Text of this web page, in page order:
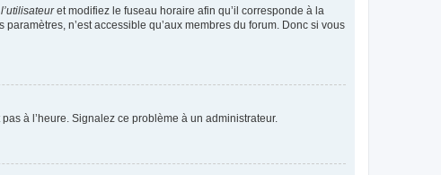
et modifiez le fuseau horaire afin qu’il corresponde à la
n’est accessible qu’aux membres du forum. Donc si vous
à l’heure. Signalez ce problème à un administrateur.